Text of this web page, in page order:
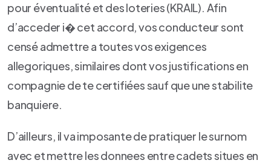
pour éventualité et des loteries (KRAIL). Afin
d’acceder i� cet accord, vos conducteur sont
censé admettre a toutes vos exigences
allegoriques, similaires dont vos justifications en
compagnie de te certifiées sauf que une stabilite
banquiere.
D’ailleurs, il va imposante de pratiquer le surnom
avec et mettre les donnees entre cadets situes en